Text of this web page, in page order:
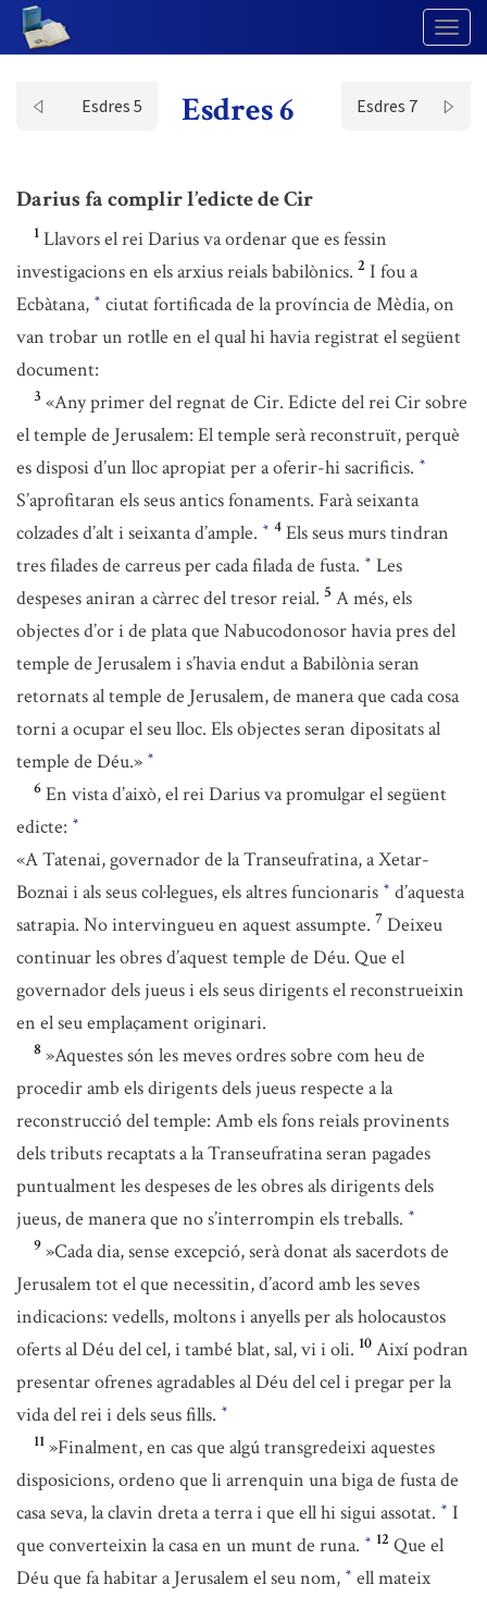
Esdres 5 Esdres 6 Esdres 7
Darius fa complir l’edicte de Cir
1 Llavors el rei Darius va ordenar que es fessin
investigacions en els arxius reials babilònics. 2 I fou a
Ecbàtana, * ciutat fortificada de la província de Mèdia, on
van trobar un rotlle en el qual hi havia registrat el següent
document:
3 «Any primer del regnat de Cir. Edicte del rei Cir sobre
el temple de Jerusalem: El temple serà reconstruït, perquè
es disposi d’un lloc apropiat per a oferir-hi sacrificis. *
S’aprofitaran els seus antics fonaments. Farà seixanta
colzades d’alt i seixanta d’ample. * 4 Els seus murs tindran
tres filades de carreus per cada filada de fusta. * Les
despeses aniran a càrrec del tresor reial. 5 A més, els
objectes d’or i de plata que Nabucodonosor havia pres del
temple de Jerusalem i s’havia endut a Babilònia seran
retornats al temple de Jerusalem, de manera que cada cosa
torni a ocupar el seu lloc. Els objectes seran dipositats al
temple de Déu.» *
6 En vista d’això, el rei Darius va promulgar el següent
edicte: *
«A Tatenai, governador de la Transeufratina, a Xetar-
Boznai i als seus col·legues, els altres funcionaris * d’aquesta
satrapia. No intervingueu en aquest assumpte. 7 Deixeu
continuar les obres d’aquest temple de Déu. Que el
governador dels jueus i els seus dirigents el reconstrueixin
en el seu emplaçament originari.
8 »Aquestes són les meves ordres sobre com heu de
procedir amb els dirigents dels jueus respecte a la
reconstrucció del temple: Amb els fons reials provinents
dels tributs recaptats a la Transeufratina seran pagades
puntualment les despeses de les obres als dirigents dels
jueus, de manera que no s’interrompin els treballs. *
9 »Cada dia, sense excepció, serà donat als sacerdots de
Jerusalem tot el que necessitin, d’acord amb les seves
indicacions: vedells, moltons i anyells per als holocaustos
oferts al Déu del cel, i també blat, sal, vi i oli. 10 Així podran
presentar ofrenes agradables al Déu del cel i pregar per la
vida del rei i dels seus fills. *
11 »Finalment, en cas que algú transgredeixi aquestes
disposicions, ordeno que li arrenquin una biga de fusta de
casa seva, la clavin dreta a terra i que ell hi sigui assotat. * I
que converteixin la casa en un munt de runa. * 12 Que el
Déu que fa habitar a Jerusalem el seu nom, * ell mateix